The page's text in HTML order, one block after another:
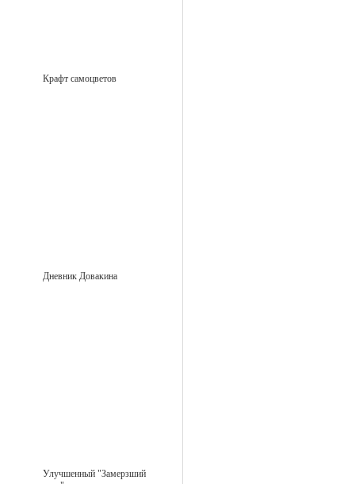
Крафт самоцветов
Дневник Довакина
Улучшенный "Замерзший